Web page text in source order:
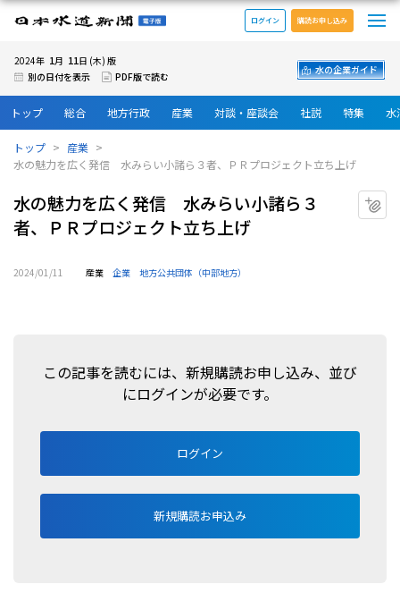
日本水道新聞 電子版
ログイン 購読お申し込み
2024年 1月 11 日 (木) 版
別の日付を表示
PDF版で読む
水の企業ガイド
トップ 総合 地方行政 産業 対談・座談会 社説 特集 水
トップ
産業
水の魅力を広く発信 水みらい小諸ら３者、ＰＲプロジェクト立ち上げ
水の魅力を広く発信 水みらい小諸ら３
者、ＰＲプロジェクト立ち上げ
2024/01/11 産業 企業 地方公共団体（中部地方）
この記事を読むには、新規購読お申し込み、並び
にログインが必要です。
ログイン
新規購読お申込み